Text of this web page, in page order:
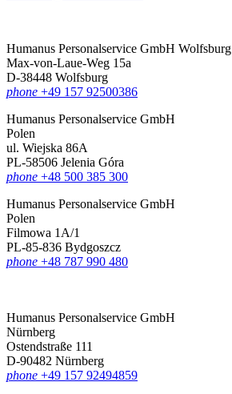
Humanus Personalservice GmbH Wolfsburg
Max-von-Laue-Weg 15a
D-38448 Wolfsburg
phone +49 157 92500386
Humanus Personalservice GmbH
Polen
ul. Wiejska 86A
PL-58506 Jelenia Góra
phone +48 500 385 300
Humanus Personalservice GmbH
Polen
Filmowa 1A/1
PL-85-836 Bydgoszcz
phone +48 787 990 480
Humanus Personalservice GmbH
Nürnberg
Ostendstraße 111
D-90482 Nürnberg
phone +49 157 92494859